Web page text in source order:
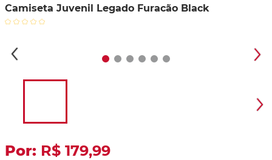
Camiseta Juvenil Legado Furacão Black
R$ 179,99